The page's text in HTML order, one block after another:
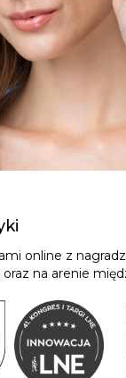
online z
na arenie